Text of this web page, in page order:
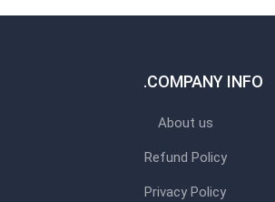
COMPANY INFO.
About us
Refund Policy
Privacy Policy